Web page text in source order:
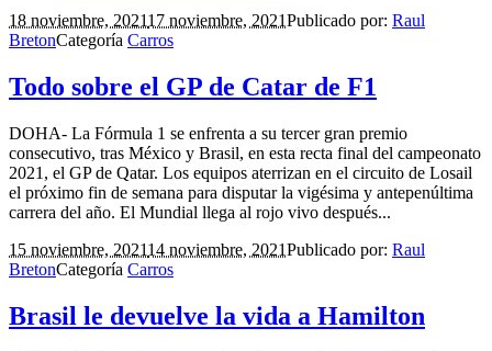
18 noviembre, 202117 noviembre, 2021Publicado por: Raul
BretonCategoría Carros
Todo sobre el GP de Catar de F1
DOHA- La Fórmula 1 se enfrenta a su tercer gran premio
consecutivo, tras México y Brasil, en esta recta final del campeonato
2021, el GP de Qatar. Los equipos aterrizan en el circuito de Losail
el próximo fin de semana para disputar la vigésima y antepenúltima
carrera del año. El Mundial llega al rojo vivo después...
15 noviembre, 202114 noviembre, 2021Publicado por: Raul
BretonCategoría Carros
Brasil le devuelve la vida a Hamilton